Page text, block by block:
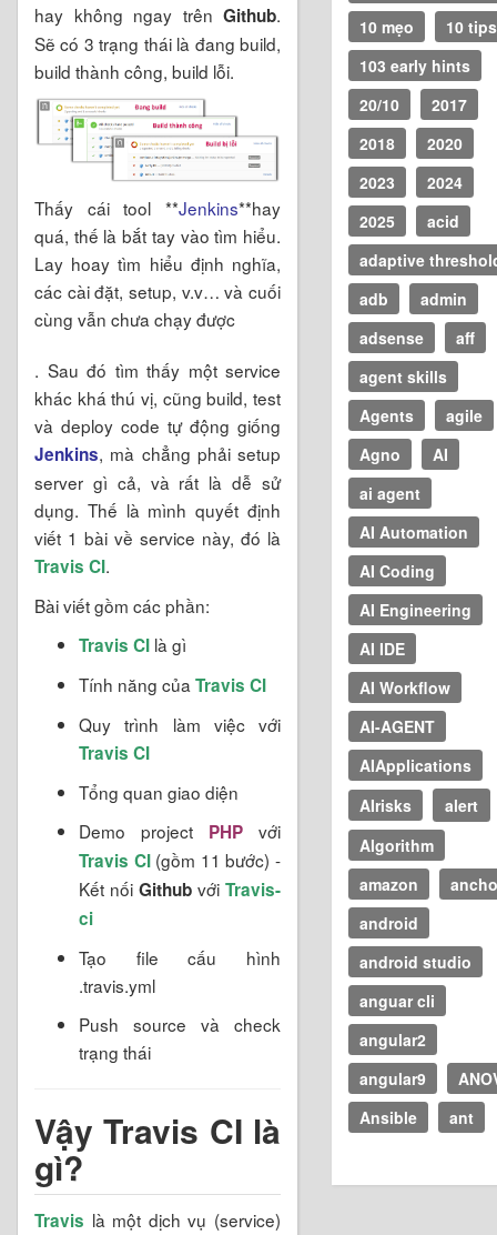
hay không ngay trên Github.
Sẽ có 3 trạng thái là đang build,
build thành công, build lỗi.
Thấy cái tool **Jenkins**hay
quá, thế là bắt tay vào tìm hiểu.
Lay hoay tìm hiểu định nghĩa,
các cài đặt, setup, v.v… và cuối
cùng vẫn chưa chạy được
. Sau đó tìm thấy một service
khác khá thú vị, cũng build, test
và deploy code tự động giống
Jenkins, mà chẳng phải setup
server gì cả, và rất là dễ sử
dụng. Thế là mình quyết định
viết 1 bài về service này, đó là
Travis CI.
Bài viết gồm các phần:
Travis CI là gì
Tính năng củaTravis CI
Quy trình làm việc với
Travis CI
Tổng quan giao diện
Demo project PHP với
Travis CI(gồm 11 bước) -
Kết nối Github với Travis-
ci
Tạo file cấu hình
.travis.yml
Push source và check
trạng thái
Vậy Travis CI là
gì?
Travis là một dịch vụ (service)
10 mẹo
10 tips
103 early hints
20/10
2017
2018
2020
2023
2024
2025
acid
adaptive
adb
admin
adsense
aff
agent skills
Agents
agile
Agno
AI
ai agent
AI Automation
AI Coding
AI Engineering
AI IDE
AI Workflow
AI-AGENT
AIApplications
AIrisks
alert
Algorithm
amazon
android
android studio
anguar cli
angular2
angular9
Ansible
ant